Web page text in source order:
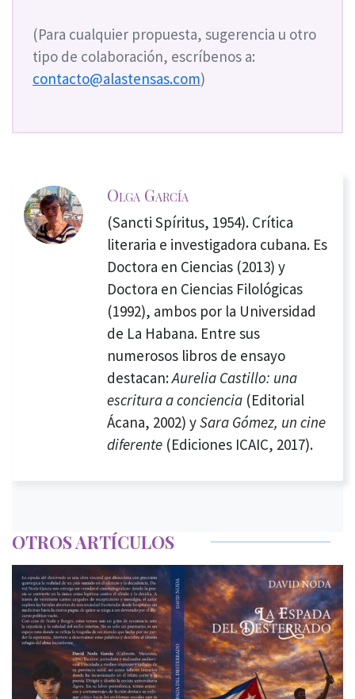
(Para cualquier propuesta, sugerencia u otro
tipo de colaboración, escríbenos a:
contacto@alastensas.com)
Olga García
(Sancti Spíritus, 1954). Crítica
literaria e investigadora cubana. Es
Doctora en Ciencias (2013) y
Doctora en Ciencias Filológicas
(1992), ambos por la Universidad
de La Habana. Entre sus
numerosos libros de ensayo
destacan:Aurelia Castillo: una
escritura a conciencia(Editorial
Ácana, 2002) ySara Gómez, un cine
diferente(Ediciones ICAIC, 2017).
OTROS ARTÍCULOS